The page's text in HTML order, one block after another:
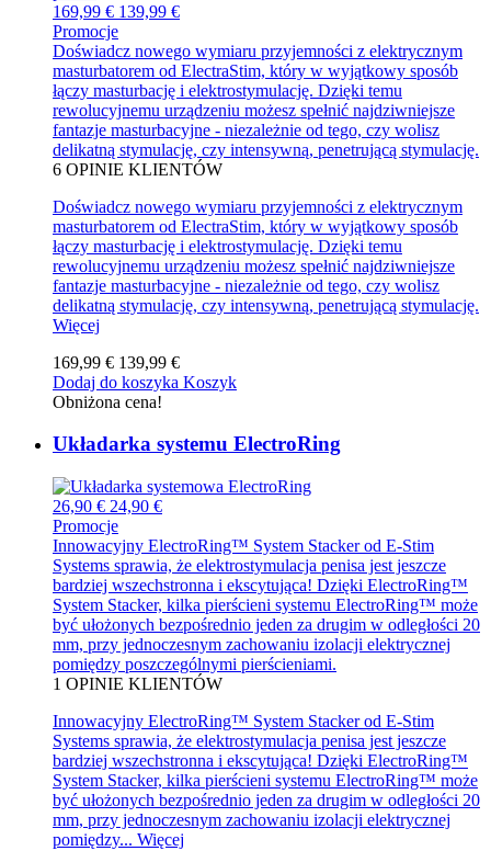
169,99 € 139,99 €
Promocje
Doświadcz nowego wymiaru przyjemności z elektrycznym
masturbatorem od ElectraStim, który w wyjątkowy sposób
łączy masturbację i elektrostymulację. Dzięki temu
rewolucyjnemu urządzeniu możesz spełnić najdziwniejsze
fantazje masturbacyjne - niezależnie od tego, czy wolisz
delikatną stymulację, czy intensywną, penetrującą stymulację.
6 OPINIE KLIENTÓW
Doświadcz nowego wymiaru przyjemności z elektrycznym
masturbatorem od ElectraStim, który w wyjątkowy sposób
łączy masturbację i elektrostymulację. Dzięki temu
rewolucyjnemu urządzeniu możesz spełnić najdziwniejsze
fantazje masturbacyjne - niezależnie od tego, czy wolisz
delikatną stymulację, czy intensywną, penetrującą stymulację.
Więcej
169,99 € 139,99 €
Dodaj do koszyka Koszyk
Obniżona cena!
Układarka systemu ElectroRing
26,90 € 24,90 €
Promocje
Innowacyjny ElectroRing™ System Stacker od E-Stim
Systems sprawia, że elektrostymulacja penisa jest jeszcze
bardziej wszechstronna i ekscytująca! Dzięki ElectroRing™
System Stacker, kilka pierścieni systemu ElectroRing™ może
być ułożonych bezpośrednio jeden za drugim w odległości 20
mm, przy jednoczesnym zachowaniu izolacji elektrycznej
pomiędzy poszczególnymi pierścieniami.
1 OPINIE KLIENTÓW
Innowacyjny ElectroRing™ System Stacker od E-Stim
Systems sprawia, że elektrostymulacja penisa jest jeszcze
bardziej wszechstronna i ekscytująca! Dzięki ElectroRing™
System Stacker, kilka pierścieni systemu ElectroRing™ może
być ułożonych bezpośrednio jeden za drugim w odległości 20
mm, przy jednoczesnym zachowaniu izolacji elektrycznej
pomiędzy... Więcej